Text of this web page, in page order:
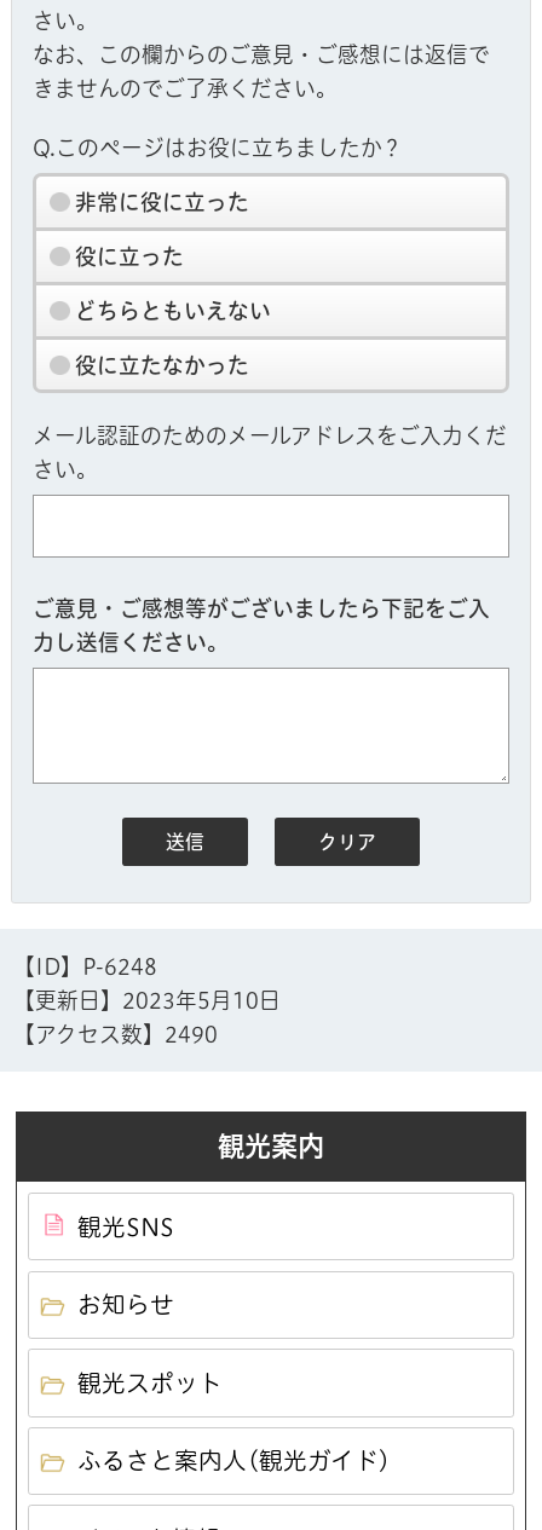
さい。
なお、この欄からのご意見・ご感想には返信で
きませんのでご了承ください。
Q.このページはお役に立ちましたか？
非常に役に立った
役に立った
どちらともいえない
役に立たなかった
メール認証のためのメールアドレスをご入力くだ
さい。
ご意見・ご感想等がございましたら下記をご入
力し送信ください。
【ID】
P-6248
【更新日】 2023年5月10日
【アクセス数】 2490
観光案内
観光SNS
お知らせ
観光スポット
ふるさと案内人(観光ガイド)